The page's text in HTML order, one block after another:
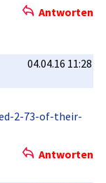
Antworten
04.04.16 11:28
2-73-of-t­heir-
Antworten